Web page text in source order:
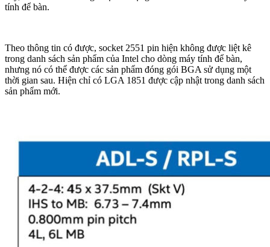
tính để bàn.
Theo thông tin có được, socket 2551 pin hiện không được liệt kê
trong danh sách sản phẩm của Intel cho dòng máy tính để bàn,
nhưng nó có thể được các sản phẩm đóng gói BGA sử dụng một
thời gian sau. Hiện chỉ có LGA 1851 được cập nhật trong danh sách
sản phẩm mới.